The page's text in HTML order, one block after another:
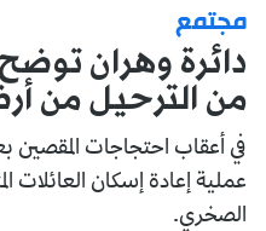
مجتمع
دائرة وهران
من الترحيل من
في أعقاب احتجاجات المقصين
عملية إعادة إسكان العائلات
الصخري.